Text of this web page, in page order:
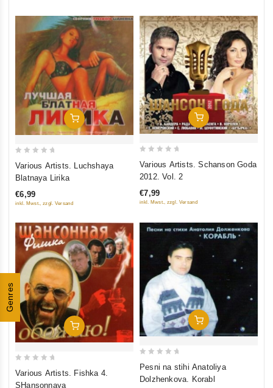
Genres
In Den Warenkorb
5
Various Artists. Luchshaya
Blatnaya Lirika
€6,99
inkl. Mwst., zzgl. Versand
In Den Warenkorb
5
Various Artists. Schanson Goda
2012. Vol. 2
€7,99
inkl. Mwst., zzgl. Versand
In Den Warenkorb
Various Artists. Fishka 4.
SHansonnaya
In Den Warenkorb
Pesni na stihi Anatoliya
Dolzhenkova. Korabl